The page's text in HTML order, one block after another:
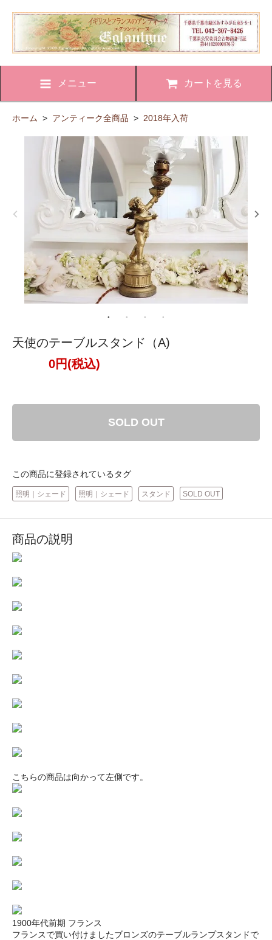
メニュー カートを見る
ホーム > アンティーク全商品 > 2018年入荷
天使のテーブルスタンド（A)
0円(税込)
SOLD OUT
この商品に登録されているタグ
照明｜シェード 照明｜シェード スタンド SOLD OUT
商品の説明
こちらの商品は向かって左側です。
1900年代前期 フランス
フランスで買い付けましたブロンズのテーブルランプスタンドで